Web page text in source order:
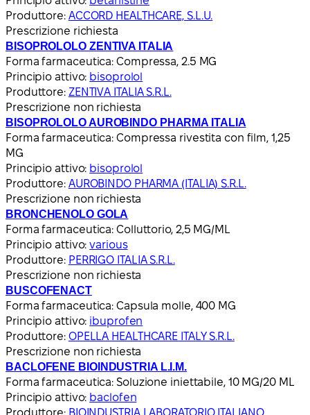
Produttore: ACCORD HEALTHCARE, S.L.U.
Prescrizione richiesta
BISOPROLOLO ZENTIVA ITALIA
Forma farmaceutica: Compressa, 2.5 MG
Principio attivo: bisoprolol
Produttore: ZENTIVA ITALIA S.R.L.
Prescrizione non richiesta
BISOPROLOLO AUROBINDO PHARMA ITALIA
Forma farmaceutica: Compressa rivestita con film, 1,25
MG
Principio attivo: bisoprolol
Produttore: AUROBINDO PHARMA (ITALIA) S.R.L.
Prescrizione non richiesta
BRONCHENOLO GOLA
Forma farmaceutica: Colluttorio, 2,5 MG/ML
Principio attivo:various
Produttore: PERRIGO ITALIA S.R.L.
Prescrizione non richiesta
BUSCOFENACT
Forma farmaceutica: Capsula molle, 400 MG
Principio attivo: ibuprofen
Produttore: OPELLA HEALTHCARE ITALY S.R.L.
Prescrizione non richiesta
BACLOFENE BIOINDUSTRIA L.I.M.
Forma farmaceutica: Soluzione iniettabile, 10 MG/20 ML
Principio attivo: baclofen
Produttore: BIOINDUSTRIA LABORATORIO ITALIANO